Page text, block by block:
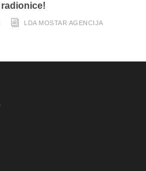
LDA MOSTAR AGENCIJA